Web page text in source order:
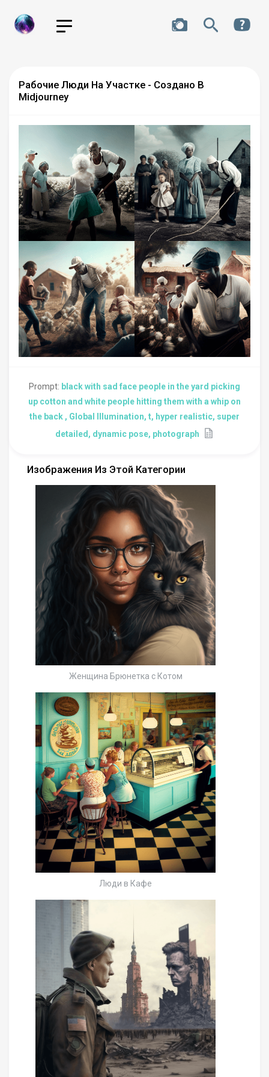
Рабочие Люди На Участке - Создано В
Midjourney
Prompt: black with sad face people in the yard picking
up cotton and white people hitting them with a whip on
the back , Global Illumination, t, hyper realistic, super
detailed, dynamic pose, photograph
Изображения Из Этой Категории
Женщина Брюнетка с Котом
Люди в Кафе